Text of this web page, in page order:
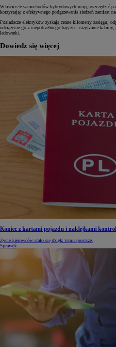
Właściciele samochodów hybrydowych mogą oszczędzić
korzystając z efektywnego podgrzewania siedzeń zamiast
Posiadacze elektryków zyskają cenne kilometry zasięgu,
odciążenie go z niepotrzebnego bagażu i rozgrzanie
ładowarki.
Dowiedz się więcej
Koniec z kartami pojazdu i naklejkami
Życie kierowców stało się dzięki temu prostsze.
Sprawdź